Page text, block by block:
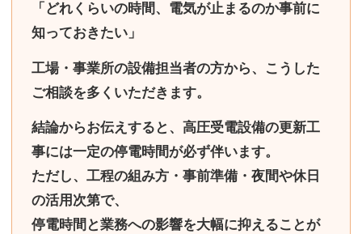
「どれくらいの時間、電気が止まるのか事前に
知っておきたい」
工場・事業所の設備担当者の方から、こうした
ご相談を多くいただきます。
結論からお伝えすると、 高圧受電設備の更新工
事には一定の停電時間が必ず伴います。
ただし、 工程の組み方・事前準備・夜間や休日
の活用次第で、
停電時間と業務への影響を大幅に抑えることが